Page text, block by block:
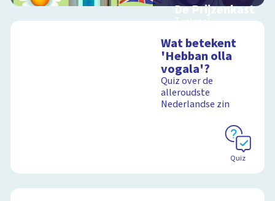
De Prijzenkast
Taalspel
Wat betekent
'Hebban olla
vogala'?
Quiz over de
alleroudste
Nederlandse zin
Quiz